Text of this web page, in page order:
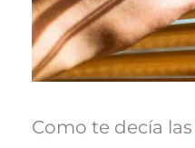
Como te decía las